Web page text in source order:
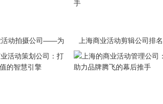
活动拍摄公司——为
上海商业活动剪辑公司排名
——提升品牌影响力的幕后推
手